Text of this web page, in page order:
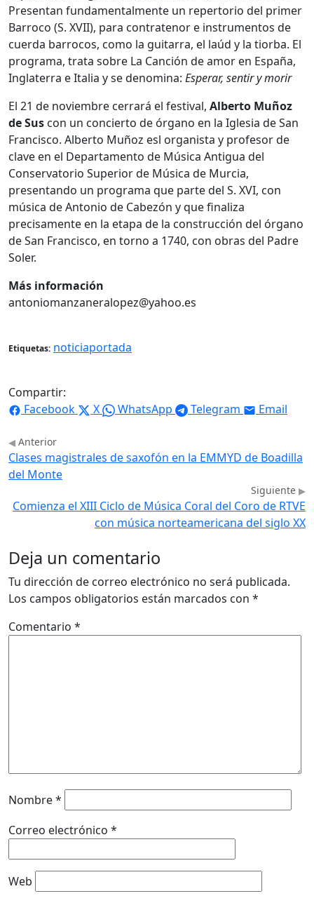
Presentan fundamentalmente un repertorio del primer
Barroco (S. XVII), para contratenor e instrumentos de
cuerda barrocos, como la guitarra, el laúd y la tiorba. El
programa, trata sobre La Canción de amor en España,
Inglaterra e Italia y se denomina: Esperar, sentir y morir
El 21 de noviembre cerrará el festival, Alberto Muñoz
de Sus con un concierto de órgano en la Iglesia de San
Francisco. Alberto Muñoz esl organista y profesor de
clave en el Departamento de Música Antigua del
Conservatorio Superior de Música de Murcia,
presentando un programa que parte del S. XVI, con
música de Antonio de Cabezón y que finaliza
precisamente en la etapa de la construcción del órgano
de San Francisco, en torno a 1740, con obras del Padre
Soler.
Más información
antoniomanzaneralopez@yahoo.es
Etiquetas: noticiaportada
Compartir:
Facebook
X WhatsApp Telegram Email
Anterior
Clases magistrales de saxofón en la EMMYD de Boadilla
del Monte
Siguiente
Comienza el XIII Ciclo de Música Coral del Coro de RTVE
con música norteamericana del siglo XX
Deja un comentario
Tu dirección de correo electrónico no será publicada.
Los campos obligatorios están marcados con *
Comentario *
Nombre*
Correo electrónico *
Web